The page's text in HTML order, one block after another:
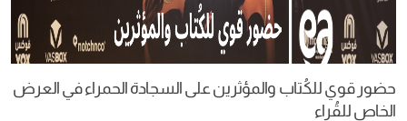
حضور قوي للكُتاب والمؤثرين على السجادة الحمراء في العرض
الخاص للقُراء